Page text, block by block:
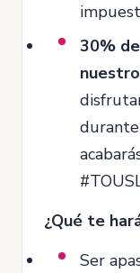
30%
¿Qué te
Ser